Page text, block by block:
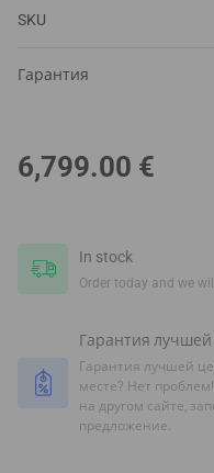
SKU
Гарантия
6,799.00 €
In stock
Order today and we
Гарантия
Гарантия лучшей
месте? Нет
на другом сайте,
предложение.